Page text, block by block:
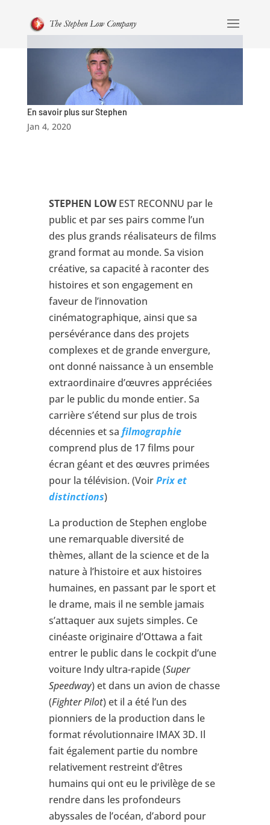
En savoir plus sur Stephen
Jan 4, 2020
STEPHEN LOWEST RECONNU par le
public et par ses pairs comme l’un
des plus grands réalisateurs de films
grand format au monde. Sa vision
créative, sa capacité à raconter des
histoires et son engagement en
faveur de l’innovation
cinématographique, ainsi que sa
persévérance dans des projets
complexes et de grande envergure,
ont donné naissance à un ensemble
extraordinaire d’œuvres appréciées
par le public du monde entier. Sa
carrière s’étend sur plus de trois
décennies et sa filmographie
comprend plus de 17 films pour
écran géant et des œuvres primées
pour la télévision. (VoirPrix et
distinctions)
La production de Stephen englobe
une remarquable diversité de
thèmes, allant de la science et de la
nature à l’histoire et aux histoires
humaines, en passant par le sport et
le drame, mais il ne semble jamais
s’attaquer aux sujets simples. Ce
cinéaste originaire d’Ottawa a fait
entrer le public dans le cockpit d’une
voiture Indy ultra-rapide (Super
Speedway) et dans un avion de chasse
(Fighter Pilot) et il a été l’un des
pionniers de la production dans le
format révolutionnaire IMAX 3D. Il
fait également partie du nombre
relativement restreint d’êtres
humains qui ont eu le privilège de se
rendre dans les profondeurs
abyssales de l’océan, d’abord pour